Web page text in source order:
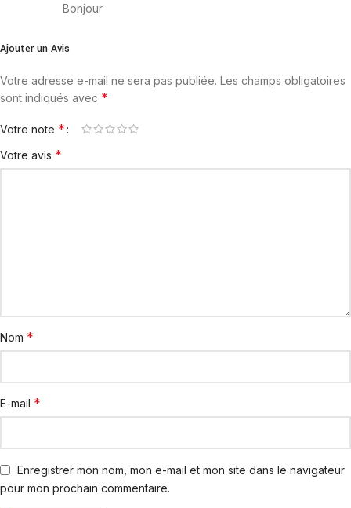
Bonjour
Ajouter un Avis
Votre adresse e-mail ne sera pas publiée. Les champs obligatoires
sont indiqués avec *
Votre note *
Votre avis *
Nom *
E-mail *
Enregistrer mon nom, mon e-mail et mon site dans le navigateur
pour mon prochain commentaire.